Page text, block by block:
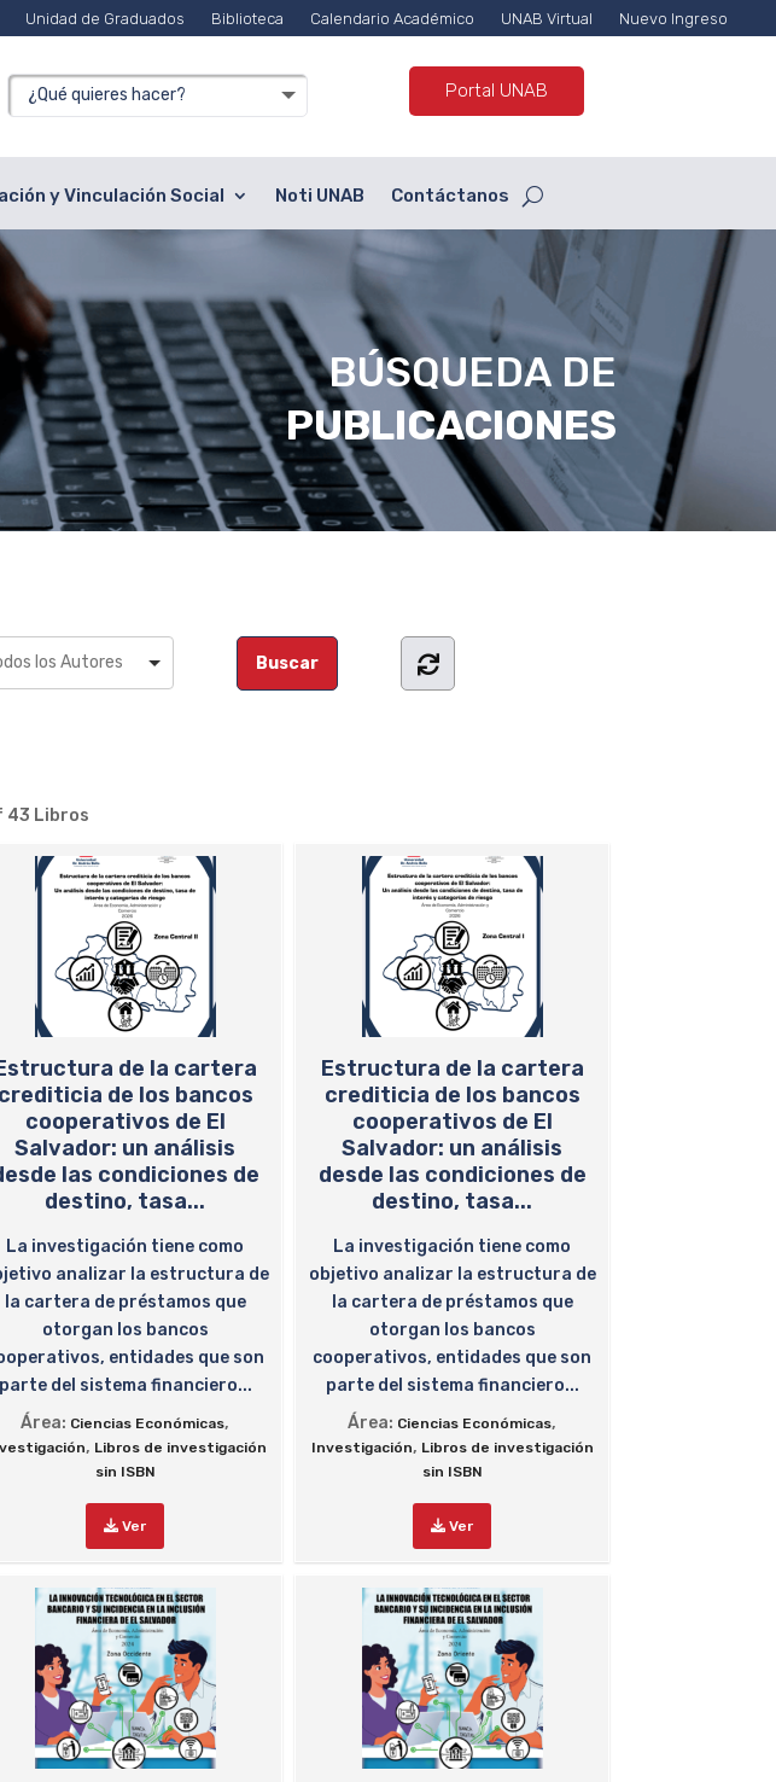
Unidad de Graduados Biblioteca Calendario Académico UNAB Virtual Nuevo Ingreso
Portal UNAB
y Vinculación Social Noti UNAB Contáctanos
BÚSQUEDA DE
PUBLICACIONES
43 Libros
de la cartera
crediticia de los bancos
cooperativos de El
Salvador: un análisis
las condiciones de
destino, tasa...
La investigación tiene como
analizar la estructura de
la cartera de préstamos que
otorgan los bancos
entidades que son
parte del sistema financiero...
Área: Ciencias Económicas,
, Libros de investigación
sin ISBN
Ver
Estructura de la cartera
crediticia de los bancos
cooperativos de El
Salvador: un análisis
desde las condiciones de
destino, tasa...
La investigación tiene como
objetivo analizar la estructura de
la cartera de préstamos que
otorgan los bancos
cooperativos, entidades que son
parte del sistema financiero...
Área: Ciencias Económicas,
Investigación, Libros de investigación
sin ISBN
Ver